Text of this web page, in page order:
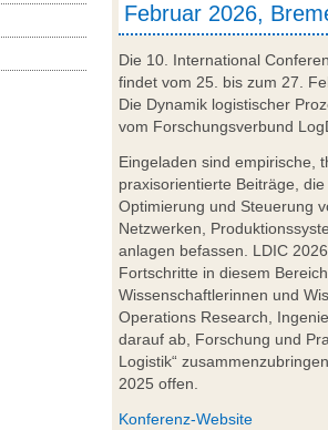
Februar 2026,
Die 10. International
findet vom 25. bis zum 27.
Die Dynamik logistischer
vom Forschungsverbund
Eingeladen sind empirische,
praxisorientierte Beiträge,
Optimierung und Steuerung
Netzwerken,
anlagen befassen. LDIC
Fortschritte in diesem
Wissenschaftlerinnen und
Operations Research,
darauf ab, Forschung und
Logistik“
2025 offen.
Konferenz-Website